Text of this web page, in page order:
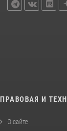
ПРАВОВАЯ И
О сайте